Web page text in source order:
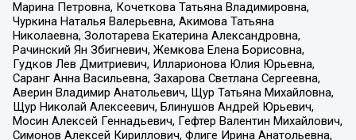
Марина Петровна, Кочеткова Татьяна Владимировна,
Чуркина Наталья Валерьевна, Акимова Татьяна
Николаевна, Золотарева Екатерина Александровна,
Рачинский Ян Збигневич, Жемкова Елена Борисовна,
Гудков Лев Дмитриевич, Илларионова Юлия Юрьевна,
Саранг Анна Васильевна, Захарова Светлана Сергеевна,
Аверин Владимир Анатольевич, Щур Татьяна Михайловна,
Щур Николай Алексеевич, Блинушов Андрей Юрьевич,
Мосин Алексей Геннадьевич, Гефтер Валентин Михайлович,
Симонов Алексей Кириллович, Флиге Ирина Анатольевна,